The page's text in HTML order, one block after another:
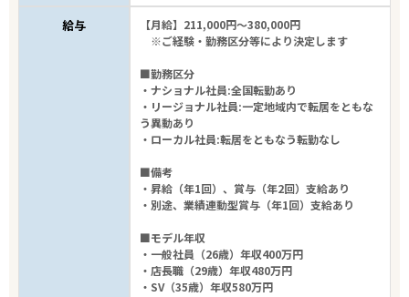
給与
【月給】211,000円～380,000円
※ご経験・勤務区分等により決定します
■勤務区分
・ナショナル社員:全国転勤あり
・リージョナル社員:一定地域内で転居をともな
う異動あり
・ローカル社員:転居をともなう転勤なし
■備考
・昇給（年1回）、賞与（年2回）支給あり
・別途、業績連動型賞与（年1回）支給あり
■モデル年収
・一般社員（26歳）年収400万円
・店長職（29歳）年収480万円
・SV（35歳）年収580万円